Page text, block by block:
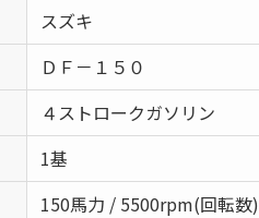
スズキ
ＤＦ－１５０
４ストロークガソリン
1基
150馬力 / 5500rpm(回転数)